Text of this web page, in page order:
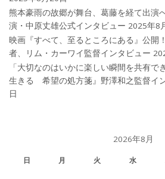
熊本豪雨の故郷が舞台、葛藤を経て出演
演・中原丈雄公式インタビュー 2025年8
映画『すべて、至るところにある』公開
者、リム・カーワイ監督インタビュー
「大切なのはいかに楽しい瞬間を共有で
生きる 希望の処方箋』野澤和之監督イ
日
2026年8月
日 月 火 水